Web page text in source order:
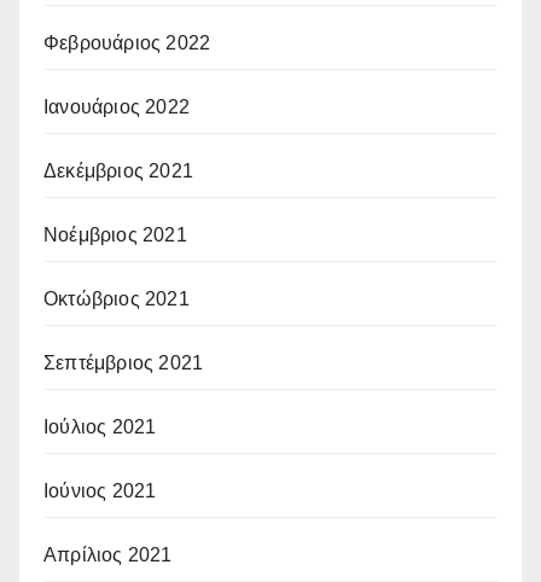
Φεβρουάριος 2022
Ιανουάριος 2022
Δεκέμβριος 2021
Νοέμβριος 2021
Οκτώβριος 2021
Σεπτέμβριος 2021
Ιούλιος 2021
Ιούνιος 2021
Απρίλιος 2021